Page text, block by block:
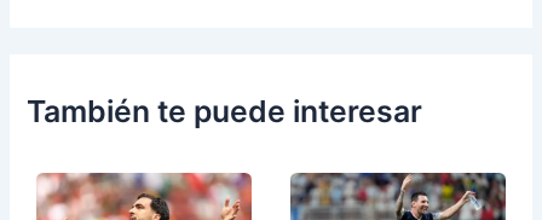
También te puede interesar